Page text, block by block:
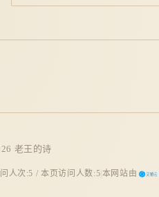
老王的诗
人次:5 / 本页访问人数:5 本网站由